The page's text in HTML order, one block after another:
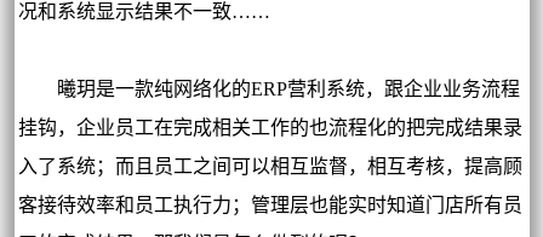
况和系统显示结果不一致……
曦玥是一款纯网络化的ERP营利系统，跟企业业务流程
挂钩，企业员工在完成相关工作的也流程化的把完成结果录
入了系统；而且员工之间可以相互监督，相互考核，提高顾
客接待效率和员工执行力；管理层也能实时知道门店所有员